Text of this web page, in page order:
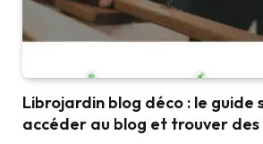
Librojardin blog déco : le guide
accéder au blog et trouver des